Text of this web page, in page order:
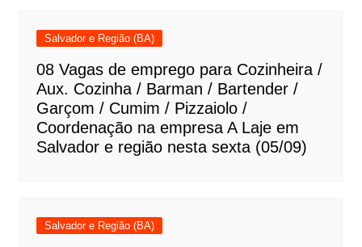
Salvador e Região (BA)
08 Vagas de emprego para Cozinheira /
Aux. Cozinha / Barman / Bartender /
Garçom / Cumim / Pizzaiolo /
Coordenação na empresa A Laje em
Salvador e região nesta sexta (05/09)
Salvador e Região (BA)